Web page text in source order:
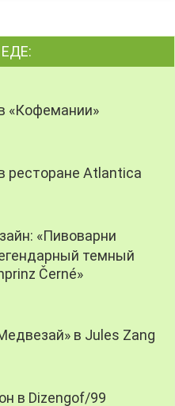
«Кофемании»
ресторане Atlantica
«Пивоварни
темный
Černé»
в Jules Zang
в Dizengof/99